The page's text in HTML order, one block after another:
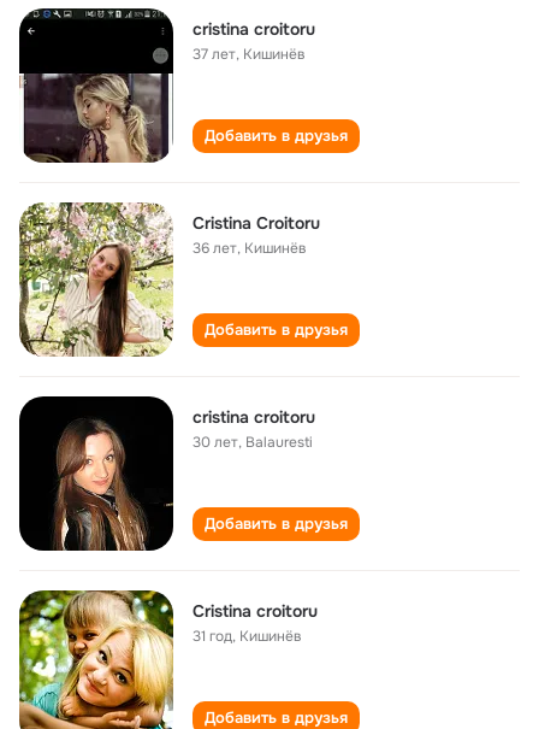
cristina croitoru
37 лет, Кишинёв
Добавить в друзья
Cristina Croitoru
36 лет, Кишинёв
Добавить в друзья
cristina croitoru
30 лет, Balauresti
Добавить в друзья
Cristina croitoru
31 год, Кишинёв
Добавить в друзья